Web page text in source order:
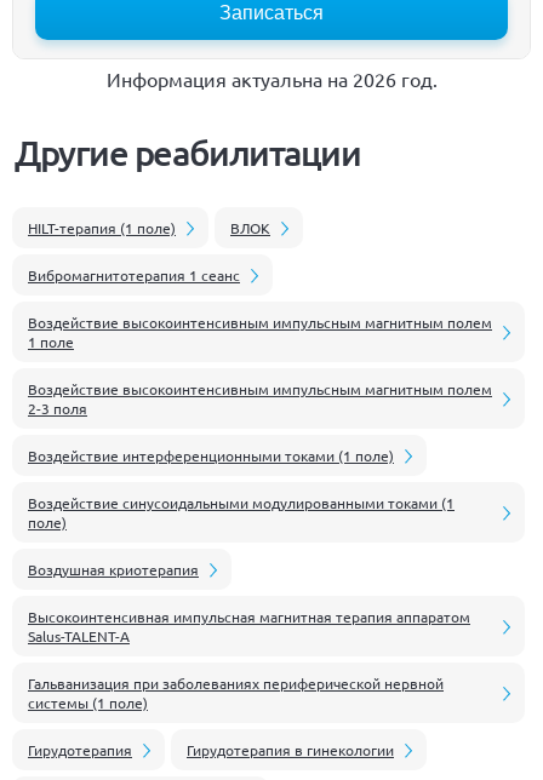
Записаться
Информация актуальна на 2026 год.
Другие реабилитации
HILT-терапия (1 поле) ВЛОК
Вибромагнитотерапия 1 сеанс
Воздействие высокоинтенсивным импульсным магнитным полем
1 поле
Воздействие высокоинтенсивным импульсным магнитным полем
2-3 поля
Воздействие интерференционными токами (1 поле)
Воздействие синусоидальными модулированными токами (1
поле)
Воздушная криотерапия
Высокоинтенсивная импульсная магнитная терапия аппаратом
Salus-TALENT-A
Гальванизация при заболеваниях периферической нервной
системы (1 поле)
Гирудотерапия Гирудотерапия в гинекологии